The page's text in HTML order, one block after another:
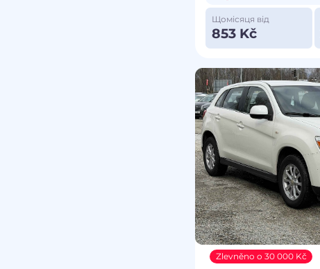
Щомісяця від
853 Kč
Zlevněno o 30 000 Kč